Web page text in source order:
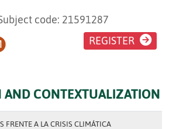
code: 21591287
REGISTER
AND CONTEXTUALIZATION
FRENTE A LA CRISIS CLIMÁTICA